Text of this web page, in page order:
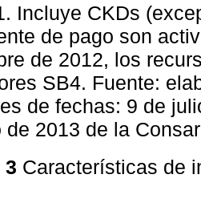
Incluye CKDs
de pago son
de 2012, los
SB4. Fuente:
de fechas: 9 de
de 2013 de la
3 Características de